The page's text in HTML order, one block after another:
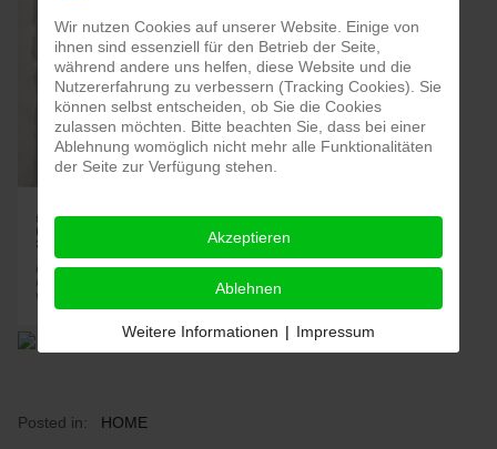
Posted in: HOME
Wir nutzen Cookies auf unserer Website. Einige von
ihnen sind essenziell für den Betrieb der Seite,
während andere uns helfen, diese Website und die
Nutzererfahrung zu verbessern (Tracking Cookies). Sie
können selbst entscheiden, ob Sie die Cookies
zulassen möchten. Bitte beachten Sie, dass bei einer
Ablehnung womöglich nicht mehr alle Funktionalitäten
der Seite zur Verfügung stehen.
Akzeptieren
Ablehnen
Weitere Informationen | Impressum